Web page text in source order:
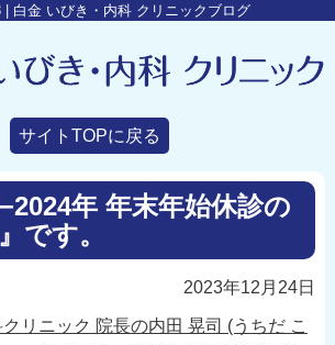
| 白金 いびき・内科 クリニックブログ
サイトTOPに戻る
−2024年 年末年始休診の
です。
2023年12月24日
リニック 院長の内田 晃司 (うちだ こ